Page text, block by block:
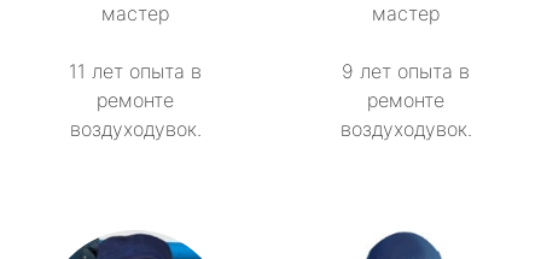
мастер
11 лет опыта в
ремонте
воздуходувок.
мастер
9 лет опыта в
ремонте
воздуходувок.